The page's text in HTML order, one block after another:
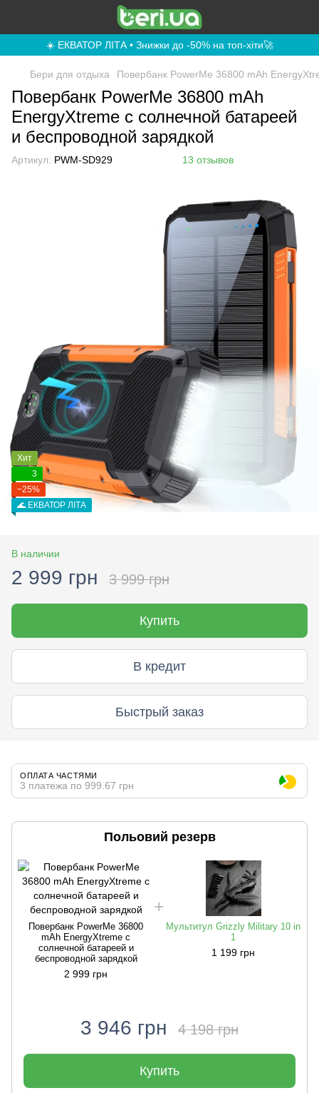
☀️ ЕКВАТОР ЛІТА • Знижки до -50% на топ-хіти🚀
Бери для отдыха Повербанк PowerMe 36800 mAh
Повербанк PowerMe 36800 mAh
EnergyXtreme с солнечной батареей
и беспроводной зарядкой
Артикул: PWM-SD929 13 отзывов
Хит
3
−25%
🌊 ЕКВАТОР ЛІТА
В наличии
2 999 грн 3 999 грн
Купить
В кредит
Быстрый заказ
ОПЛАТА ЧАСТЯМИ
3 платежа по 999.67 грн
Польовий резерв
Повербанк PowerMe 36800
mAh EnergyXtreme с
солнечной батареей и
беспроводной зарядкой
2 999 грн
Мультитул Grizzly Military 10 in
1
1 199 грн
3 946 грн 4 198 грн
Купить